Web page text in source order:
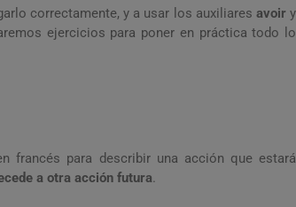
correctamente, y a usar los auxiliares avoir y
ejercicios para poner en práctica todo lo
francés para describir una acción que estará
a otra acción futura.